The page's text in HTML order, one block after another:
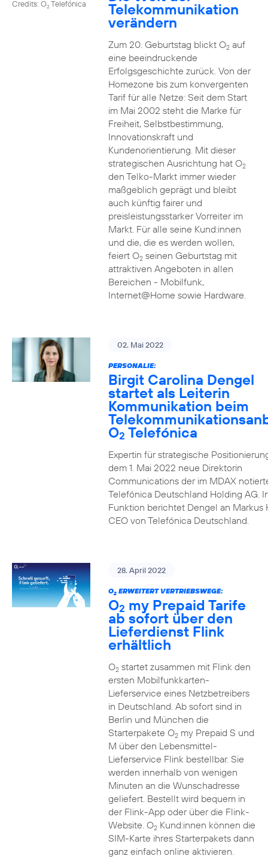
Credits: O2Telefónica Telekommunikation
verändern
Zum 20. Geburtstag blickt O2auf
eine beeindruckende
Erfolgsgeschichte zurück. Von der
Homezone bis zum konvergenten
Tarif für alle Netze: Seit dem Start
im Mai 2002 steht die Marke für
Freiheit, Selbstbestimmung,
Innovationskraft und
Kundenorientierung. Mit dieser
strategischen Ausrichtung hat O2
den Telko-Markt immer wieder
maßgeblich geprägt und bleibt
auch künftig fairer und
preisleistungsstarker Vorreiter im
Markt. Für alle seine Kund:innen
und die, die es werden wollen,
feiert O2seinen Geburtstag mit
attraktiven Angeboten in allen
Bereichen - Mobilfunk,
Internet@Home sowie Hardware.
02. Mai 2022
PERSONALIE:
Birgit Carolina Dengel
startet als Leiterin
Kommunikation beim
O2 Telefónica
Expertin für strategische
dem 1. Mai 2022 neue Direktorin
Communications der im MDAX
Telefónica Deutschland Holding AG.
Funktion berichtet Dengel an Markus
CEO von Telefónica Deutschland.
28. April 2022
O2ERWEITERT VERTRIEBSWEGE:
O2 my Prepaid Tarife
ab sofort über den
Lieferdienst Flink
erhältlich
O2startet zusammen mit Flink den
ersten Mobilfunkkarten-
Lieferservice eines Netzbetreibers
in Deutschland. Ab sofort sind in
Berlin und München die
Starterpakete O2my Prepaid S und
M über den Lebensmittel-
Lieferservice Flink bestellbar. Sie
werden innerhalb von wenigen
Minuten an die Wunschadresse
geliefert. Bestellt wird bequem in
der Flink-App oder über die Flink-
Website. O2Kund:innen können die
SIM-Karte ihres Starterpakets dann
ganz einfach online aktivieren.